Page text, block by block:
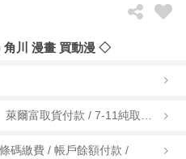
角川 漫畫 買動漫 ◇
碼繳費 / 帳戶餘額付款 /